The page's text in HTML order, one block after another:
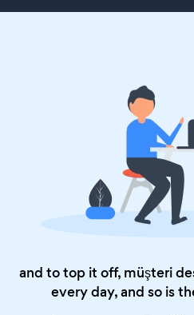
and to top it off, müşteri
every day, and so is